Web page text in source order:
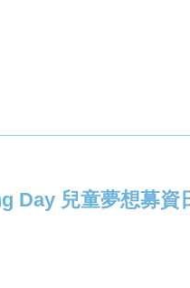
Day 兒童夢想募資